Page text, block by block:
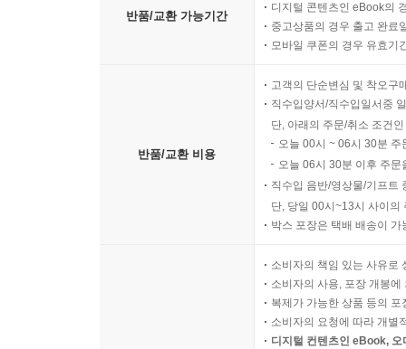
반품/교환 가능기간
디지털 콘텐츠인 eBook의
중고상품의 경우 출고 완료
모바일 쿠폰의 경우 유효기
반품/교환 비용
고객의 단순변심 및 착오구
직수입양서/직수입일서중
단, 아래의 주문/취소 조건
오늘 00시 ~ 06시 30분
오늘 06시 30분 이후 주
직수입 음반/영상물/기프트
단, 당일 00시~13시 사이의
박스 포장은 택배 배송이
소비자의 책임 있는 사유로
소비자의 사용, 포장 개봉
복제가 가능한 상품 등의
소비자의 요청에 따라 개별
디지털 컨텐츠인 eBook,